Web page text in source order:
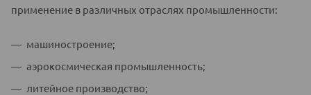
применение в различных отраслях промышленности:
машиностроение;
аэрокосмическая промышленность;
литейное производство;